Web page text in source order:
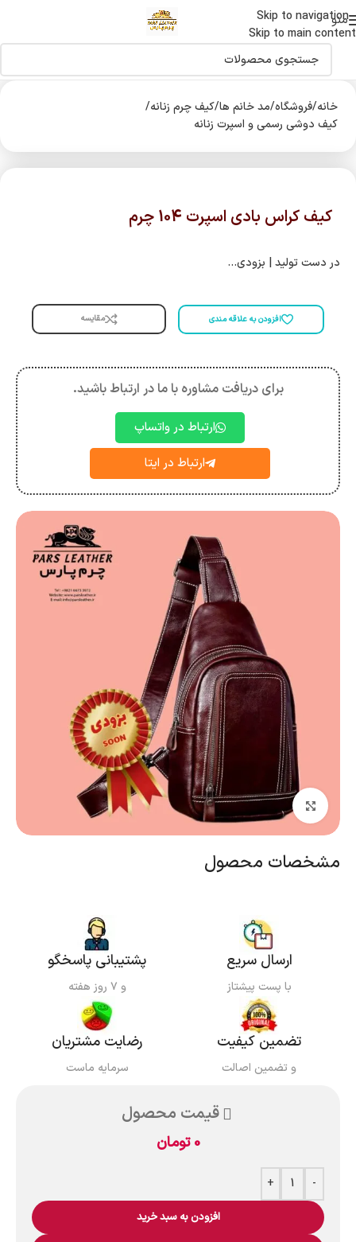
Skip to navigation
Skip to main content
اولین دارنده نشان حلال جهانی صنایع چرم درایران
منو
خانه/فروشگاه/مد خانم ها/کیف چرم زنانه/
کیف دوشی رسمی و اسپرت زنانه
کیف کراس بادی اسپرت 104 چرم
در دست تولید | بزودی…
افزودن به علاقه مندی مقایسه
برای دریافت مشاوره با ما در ارتباط باشید.
ارتباط در واتساپ
ارتباط در ایتا
بزرگنمایی تصویر
مشخصات محصول
ارسال سریع
با پست پیشتاز
پشتیبانی پاسخگو
و ۷ روز هفته
تضمین کیفیت
و تضمین اصالت
رضایت مشتریان
سرمایه ماست
قیمت محصول
0 تومان
-
+
افزودن به سبد خرید